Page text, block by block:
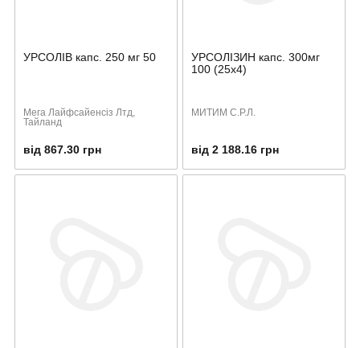
УРСОЛІВ капс. 250 мг 50
Мега Лайфсайенсіз Лтд,
Тайланд
від 867.30 грн
УРСОЛІЗИН капс. 300мг
100 (25х4)
МИТИМ С.Р.Л.
від 2 188.16 грн